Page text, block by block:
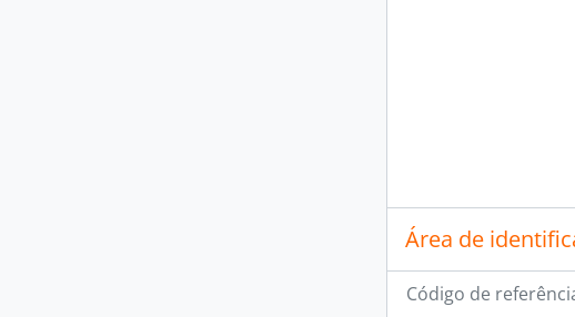
Área de
Código de